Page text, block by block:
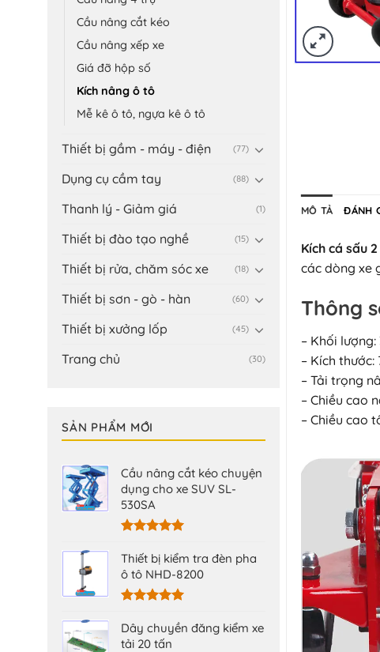
Cầu nâng cắt kéo
Cầu nâng xếp xe
Giá đỡ hộp số
Kích nâng ô tô
Mễ kê ô tô, ngựa kê ô tô
Thiết bị gầm - máy - điện (77)
Dụng cụ cầm tay (88)
Thanh lý - Giảm giá (1)
Thiết bị đào tạo nghề (15)
Thiết bị rửa, chăm sóc xe (18)
Thiết bị sơn - gò - hàn (60)
Thiết bị xưởng lốp (45)
Trang chủ (30)
SẢN PHẨM MỚI
Cầu nâng cắt kéo chuyện
dụng cho xe SUV SL-
530SA
hạng 5.00
5 sao
Thiết bị kiểm tra đèn pha
ô tô NHD-8200
hạng5.00
5 sao
Dây chuyền đăng kiểm xe
tải 20 tấn
MÔ TẢ ĐÁNH
Kích cá sấu
các dòng xe
Thông
– Khối lượng:
– Kích thước:
– Tải trọng
– Chiều cao
– Chiều cao